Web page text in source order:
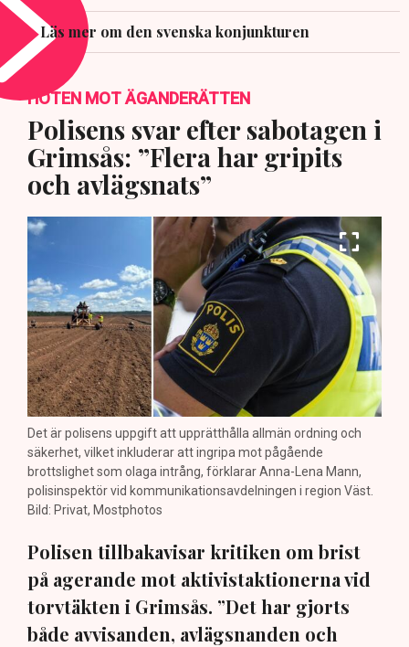
Läs mer om den svenska konjunkturen
HOTEN MOT ÄGANDERÄTTEN
Polisens svar efter sabotagen i
Grimsås: ”Flera har gripits
och avlägsnats”
Det är polisens uppgift att upprätthålla allmän ordning och
säkerhet, vilket inkluderar att ingripa mot pågående
brottslighet som olaga intrång, förklarar Anna-Lena Mann,
polisinspektör vid kommunikationsavdelningen i region Väst.
Bild: Privat, Mostphotos
Polisen tillbakavisar kritiken om brist
på agerande mot aktivistaktionerna vid
torvtäkten i Grimsås. ”Det har gjorts
både avvisanden, avlägsnanden och